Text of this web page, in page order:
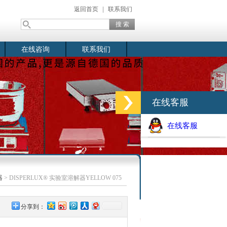
返回首页 联系我们
在线咨询 联系我们
> DISPERLUX® 实验室溶解器YELLOW 075
分享到：
在线客服
在线客服